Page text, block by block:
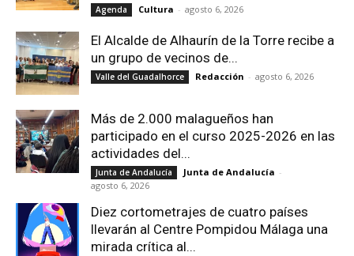
Agenda Cultura - agosto 6, 2026
El Alcalde de Alhaurín de la Torre recibe a
un grupo de vecinos de...
Valle del Guadalhorce Redacción - agosto 6, 2026
Más de 2.000 malagueños han
participado en el curso 2025-2026 en las
actividades del...
Junta de Andalucía Junta de Andalucía -
agosto 6, 2026
Diez cortometrajes de cuatro países
llevarán al Centre Pompidou Málaga una
mirada crítica al...